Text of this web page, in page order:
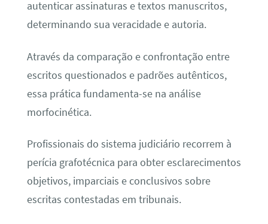
autenticar assinaturas e textos manuscritos,
determinando sua veracidade e autoria.
Através da comparação e confrontação entre
escritos questionados e padrões autênticos,
essa prática fundamenta-se na análise
morfocinética.
Profissionais do sistema judiciário recorrem à
perícia grafotécnica para obter esclarecimentos
objetivos, imparciais e conclusivos sobre
escritas contestadas em tribunais.